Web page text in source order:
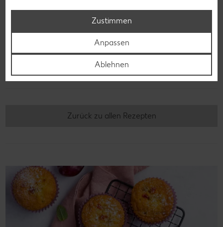
Erdbeer-Rezepte
Zurück zu allen Rezepten
Zustimmen
Anpassen
Ablehnen